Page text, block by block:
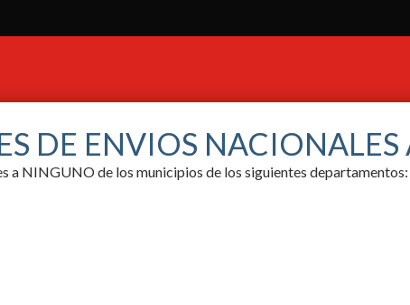
DE ENVIOS NACIONALES
a NINGUNO de los municipios de los siguientes departamentos: